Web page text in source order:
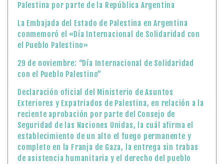
Palestina por parte de la República Argentina
La Embajada del Estado de Palestina en Argentina
conmemoró el «Día Internacional de Solidaridad con
el Pueblo Palestino»
29 de noviembre: “Día Internacional de Solidaridad
con el Pueblo Palestino”
Declaración oficial del Ministerio de Asuntos
Exteriores y Expatriados de Palestina, en relación a la
reciente aprobación por parte del Consejo de
Seguridad de las Naciones Unidas, la cuál afirma el
establecimiento de un alto el fuego permanente y
completo en la Franja de Gaza, la entrega sin trabas
de asistencia humanitaria y el derecho del pueblo